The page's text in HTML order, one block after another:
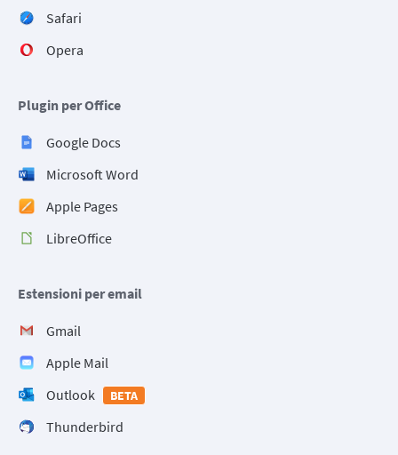
Safari
Opera
Plugin per Office
Google Docs
Microsoft Word
Apple Pages
LibreOffice
Estensioni per email
Gmail
Apple Mail
Outlook
BETA
Thunderbird